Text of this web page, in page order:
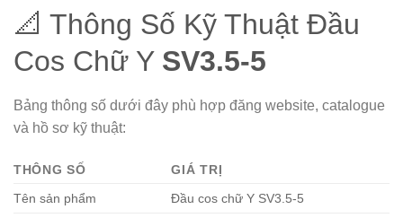
📐 Thông Số Kỹ Thuật Đầu
Cos Chữ Y SV3.5-5
Bảng thông số dưới đây phù hợp đăng website, catalogue
và hồ sơ kỹ thuật:
THÔNG SỐ
GIÁ TRỊ
Tên sản phẩm
Đầu cos chữ Y SV3.5-5